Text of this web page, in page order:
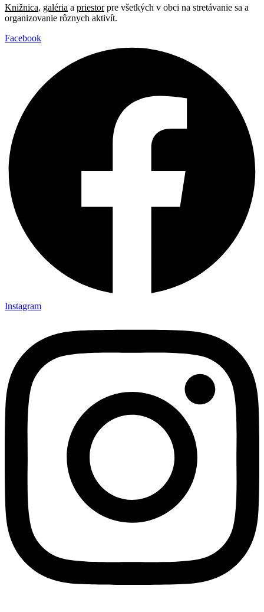
Knižnica, galéria a priestorpre všetkých v obci na stretávanie sa a
organizovanie rôznych aktivít.
Facebook
Instagram